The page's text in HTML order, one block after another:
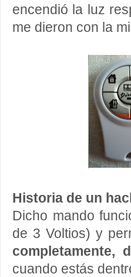
encendió la luz
me dieron con la
Historia de un
Dicho mando
de 3 Voltios) y
completamente,
cuando estás